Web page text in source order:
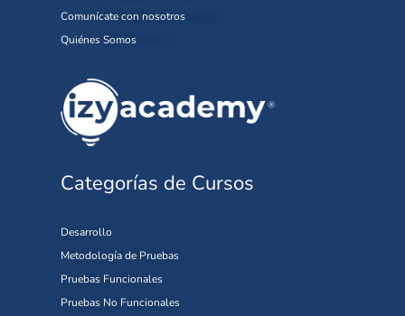
Comunícate con nosotros
Quiénes Somos
Categorías de Cursos
Desarrollo
Metodología de Pruebas
Pruebas Funcionales
Pruebas No Funcionales